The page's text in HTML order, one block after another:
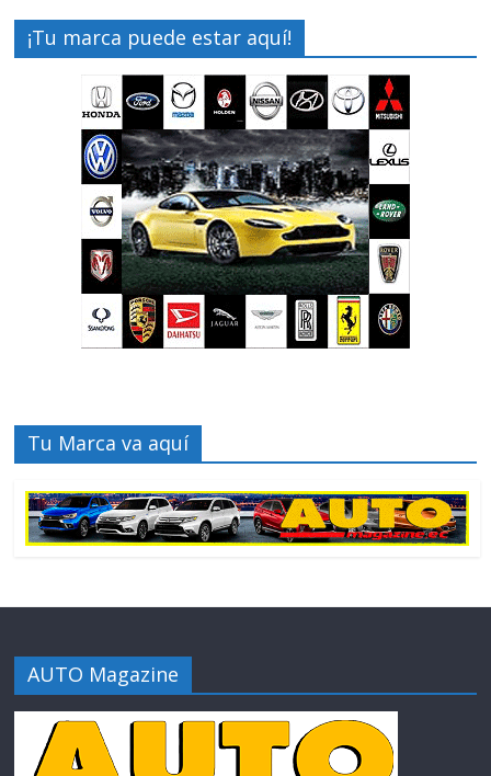
¡Tu marca puede estar aquí!
Tu Marca va aquí
AUTO Magazine